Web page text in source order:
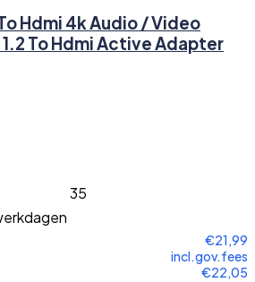
Hdmi 4k Audio / Video
To Hdmi Active Adapter
35
€21,99
incl.gov.fees
€22,05